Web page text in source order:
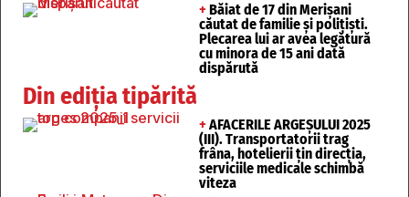
+ Băiat de 17 din Merișani
căutat de familie și polițiști.
Plecarea lui ar avea legătură
cu minora de 15 ani dată
dispărută
Din ediția tipărită
+ AFACERILE ARGEȘULUI 2025
(III). Transportatorii trag
frâna, hotelierii țin direcția,
serviciile medicale schimbă
viteza